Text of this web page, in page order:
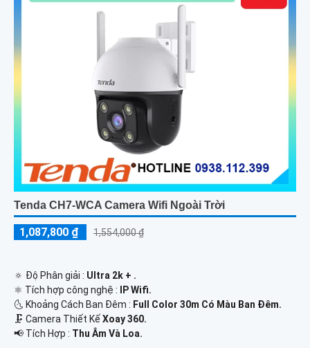
Tenda CH7-WCA Camera Wifi Ngoài Trời
1,087,800 ₫ 1,554,000 ₫
🔅 Độ Phân giải : Ultra 2k + .
⚛️ Tích hợp công nghệ :
IP Wifi.
🌜 Khoảng Cách Ban Đêm : Full Color 30m Có Màu Ban Ðêm.
🗜️ Camera Thiết Kế Xoay 360.
️📢 Tích Hợp : Thu Âm Và Loa.